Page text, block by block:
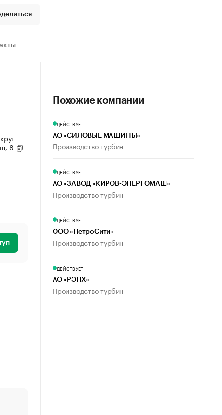
8
Похожие компании
ДЕЙСТВУЕТ
АО «СИЛОВЫЕ МАШИНЫ»
Производство турбин
ДЕЙСТВУЕТ
АО «ЗАВОД «КИРОВ-ЭНЕРГОМАШ»
Производство турбин
ДЕЙСТВУЕТ
ООО «ПетроСити»
Производство турбин
ДЕЙСТВУЕТ
АО «РЭПХ»
Производство турбин